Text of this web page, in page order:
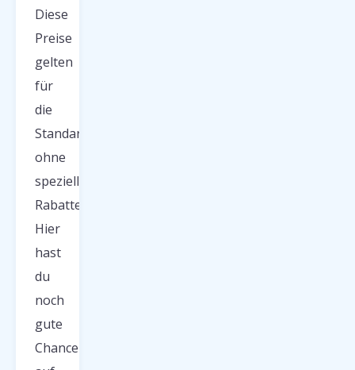
Diese
Preise
gelten
für
die
Standardbuchung
ohne
spezielle
Rabatte.
Hier
hast
du
noch
gute
Chancen